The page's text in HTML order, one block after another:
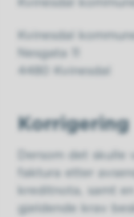
Kvinesdal
Nesgata 11
4480 Kvinesdal
Korrigering
Dersom det
faktura etter
kreditnota, samt
gjeldende krav